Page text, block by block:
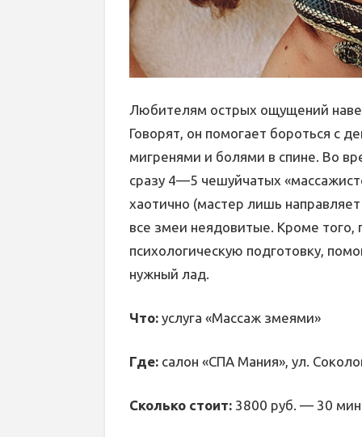
Любителям острых ощущений
Говорят, он помогает бороться с
мигренями и болями в спине. Во
сразу 4—5 чешуйчатых
хаотично (мастер лишь
все змеи неядовитые. Кроме
психологическую подготовку,
нужный лад.
Что: услуга «Массаж змеями»
Где: салон «СПА Мания», ул.
Сколько стоит: 3800 руб. — 30